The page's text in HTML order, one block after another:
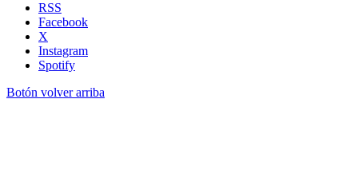
RSS
Facebook
X
Instagram
Spotify
Botón volver arriba